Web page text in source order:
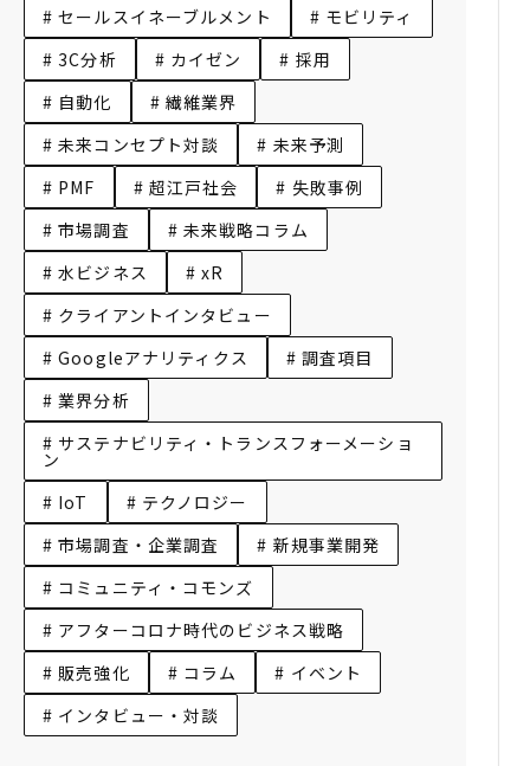
# セールスイネーブルメント
# モビリティ
# 3C分析
# カイゼン
# 採用
# 自動化
# 繊維業界
# 未来コンセプト対談
# 未来予測
# PMF
# 超江戸社会
# 失敗事例
# 市場調査
# 未来戦略コラム
# 水ビジネス
# xR
# クライアントインタビュー
# Googleアナリティクス
# 調査項目
# 業界分析
# サステナビリティ・トランスフォーメーショ
ン
# IoT
# テクノロジー
# 市場調査・企業調査
# 新規事業開発
# コミュニティ・コモンズ
# アフターコロナ時代のビジネス戦略
# 販売強化
# コラム
# イベント
# インタビュー・対談